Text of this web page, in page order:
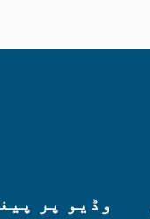
وڈیو پر